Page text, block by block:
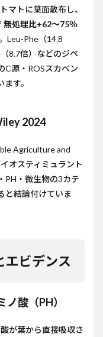
マトに葉面散布し、
無処理比+62〜75％
Leu-Phe（14.8
8.7倍）などのジペ
C源・ROSスカベン
す。
2024
Agriculture and
オスティミュラント
PH・微生物の3カテ
と結論付けていま
エビデンス
酸（PH）
が葉から直接吸収さ